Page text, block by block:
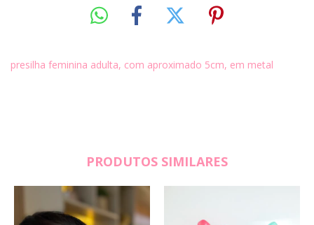
presilha feminina adulta, com aproximado 5cm, em metal
PRODUTOS SIMILARES